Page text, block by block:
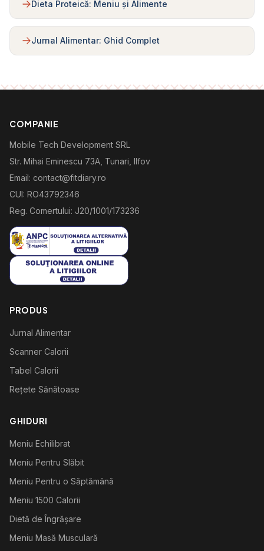
Dieta Proteică: Meniu și Alimente
Jurnal Alimentar: Ghid Complet
COMPANIE
Mobile Tech Development SRL
Str. Mihai Eminescu 73A, Tunari, Ilfov
Email: contact@fitdiary.ro
CUI: RO43792346
Reg. Comertului: J20/1001/173236
PRODUS
Jurnal Alimentar
Scanner Calorii
Tabel Calorii
Rețete Sănătoase
GHIDURI
Meniu Echilibrat
Meniu Pentru Slăbit
Meniu Pentru o Săptămână
Meniu 1500 Calorii
Dietă de Îngrășare
Meniu Masă Musculară